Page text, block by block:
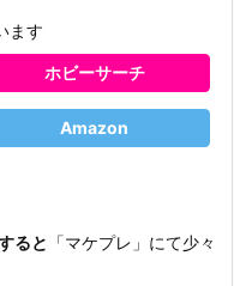
ます
ホビーサーチ
Amazon
ると 「マケプレ」にて少々